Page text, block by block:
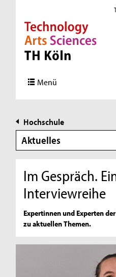
Direkt zur Hauptnavigation
Direkt zur Subnavigation
Direkt zum Inhalt
Direkt zum Fußbereich
Menü
Hochschule
Aktuelles
Im Gespräch.
Interviewreihe
Expertinnen und Experten
zu aktuellen Themen.